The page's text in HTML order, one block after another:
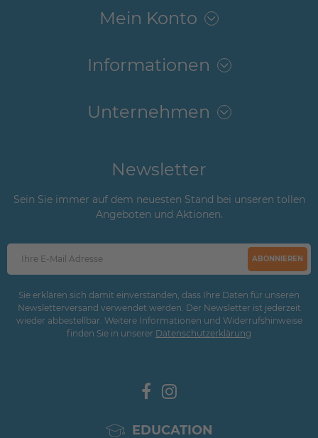
Mein Konto
Informationen
Unternehmen
Newsletter
Sein Sie immer auf dem neuesten Stand bei unseren tollen
Angeboten und Aktionen.
ABONNIEREN
Sie erklären sich damit einverstanden, dass Ihre Daten für unseren
Newsletterversand verwendet werden. Der Newsletter ist jederzeit
wieder abbestellbar. Weitere Informationen und Widerrufshinweise
finden Sie in unserer Daten­schutz­erklärung
EDUCATION